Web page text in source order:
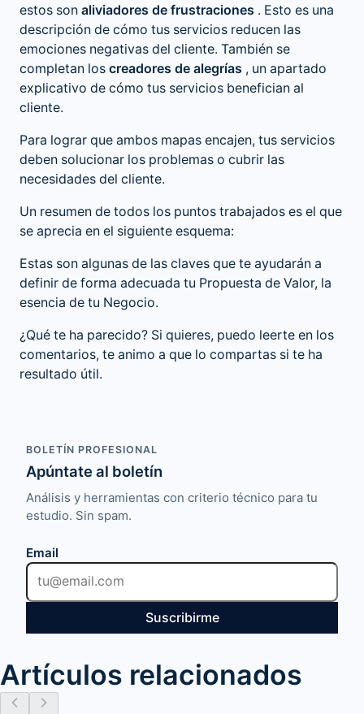
estos son aliviadores de frustraciones . Esto es una
descripción de cómo tus servicios reducen las
emociones negativas del cliente. También se
completan los creadores de alegrías , un apartado
explicativo de cómo tus servicios benefician al
cliente.
Para lograr que ambos mapas encajen, tus servicios
deben solucionar los problemas o cubrir las
necesidades del cliente.
Un resumen de todos los puntos trabajados es el que
se aprecia en el siguiente esquema:
Estas son algunas de las claves que te ayudarán a
definir de forma adecuada tu Propuesta de Valor, la
esencia de tu Negocio.
¿Qué te ha parecido? Si quieres, puedo leerte en los
comentarios, te animo a que lo compartas si te ha
resultado útil.
BOLETÍN PROFESIONAL
Apúntate al boletín
Análisis y herramientas con criterio técnico para tu
estudio. Sin spam.
Email
Suscribirme
Artículos relacionados